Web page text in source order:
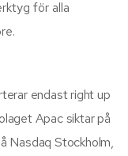
för alla
endast right up
Apac siktar på
Nasdaq Stockholm,